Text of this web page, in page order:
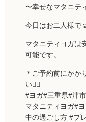
〜幸せなマタニテ
今日はお二人様で
マタニティヨガは
可能です。
＊ご予約前にかか
い🙇‍♀️
#ヨガ#三重県#津
マタニティヨガ#
中の過ごし方 #プ